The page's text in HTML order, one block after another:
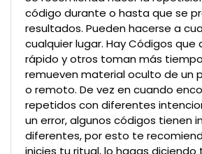
código durante o hasta que se
resultados. Pueden hacerse a
cualquier lugar. Hay Códigos que
rápido y otros toman más
remueven material oculto de un
o remoto. De vez en cuando
repetidos con diferentes
un error, algunos códigos tienen
diferentes, por esto te
inicies tu ritual, lo hagas diciendo